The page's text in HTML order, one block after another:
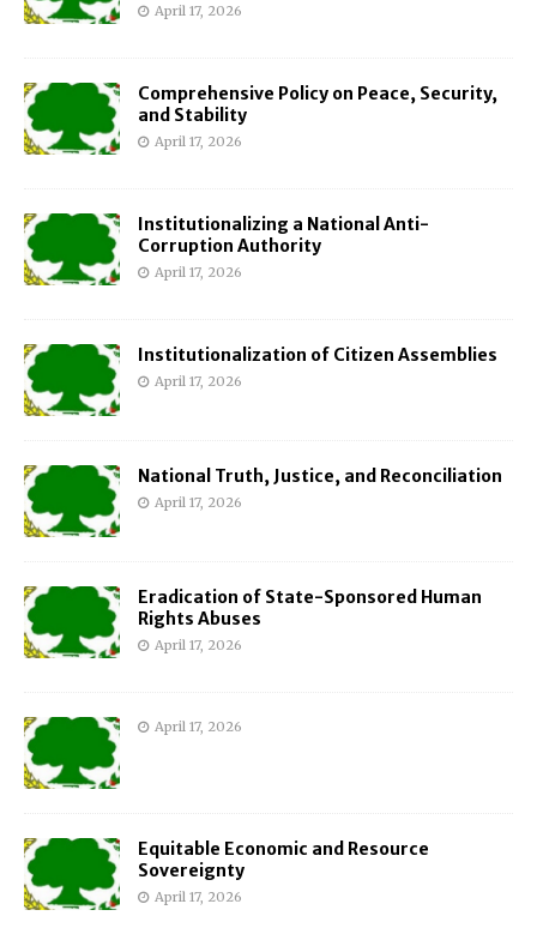
April 17, 2026
Comprehensive Policy on Peace, Security,
and Stability
April 17, 2026
Institutionalizing a National Anti-
Corruption Authority
April 17, 2026
Institutionalization of Citizen Assemblies
April 17, 2026
National Truth, Justice, and Reconciliation
April 17, 2026
Eradication of State-Sponsored Human
Rights Abuses
April 17, 2026
April 17, 2026
Equitable Economic and Resource
Sovereignty
April 17, 2026